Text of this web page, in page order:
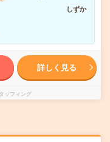
しずか
詳しく見る
ッフィング